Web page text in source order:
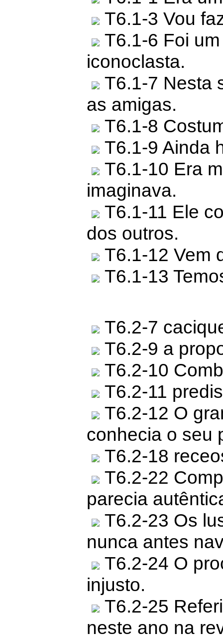
T6.1-3 Vou
T6.1-6 Foi
iconoclasta.
T6.1-7 Nesta
as amigas.
T6.1-8
T6.1-9 Ainda
T6.1-10 Era
imaginava.
T6.1-11 Ele
dos outros.
T6.1-12 Vem
T6.1-13
T6.2-7
T6.2-9 a
T6.2-10
T6.2-11
T6.2-12 O
conhecia o seu
T6.2-18
T6.2-22
parecia
T6.2-23 Os
nunca antes
T6.2-24 O
injusto.
T6.2-25
neste ano na